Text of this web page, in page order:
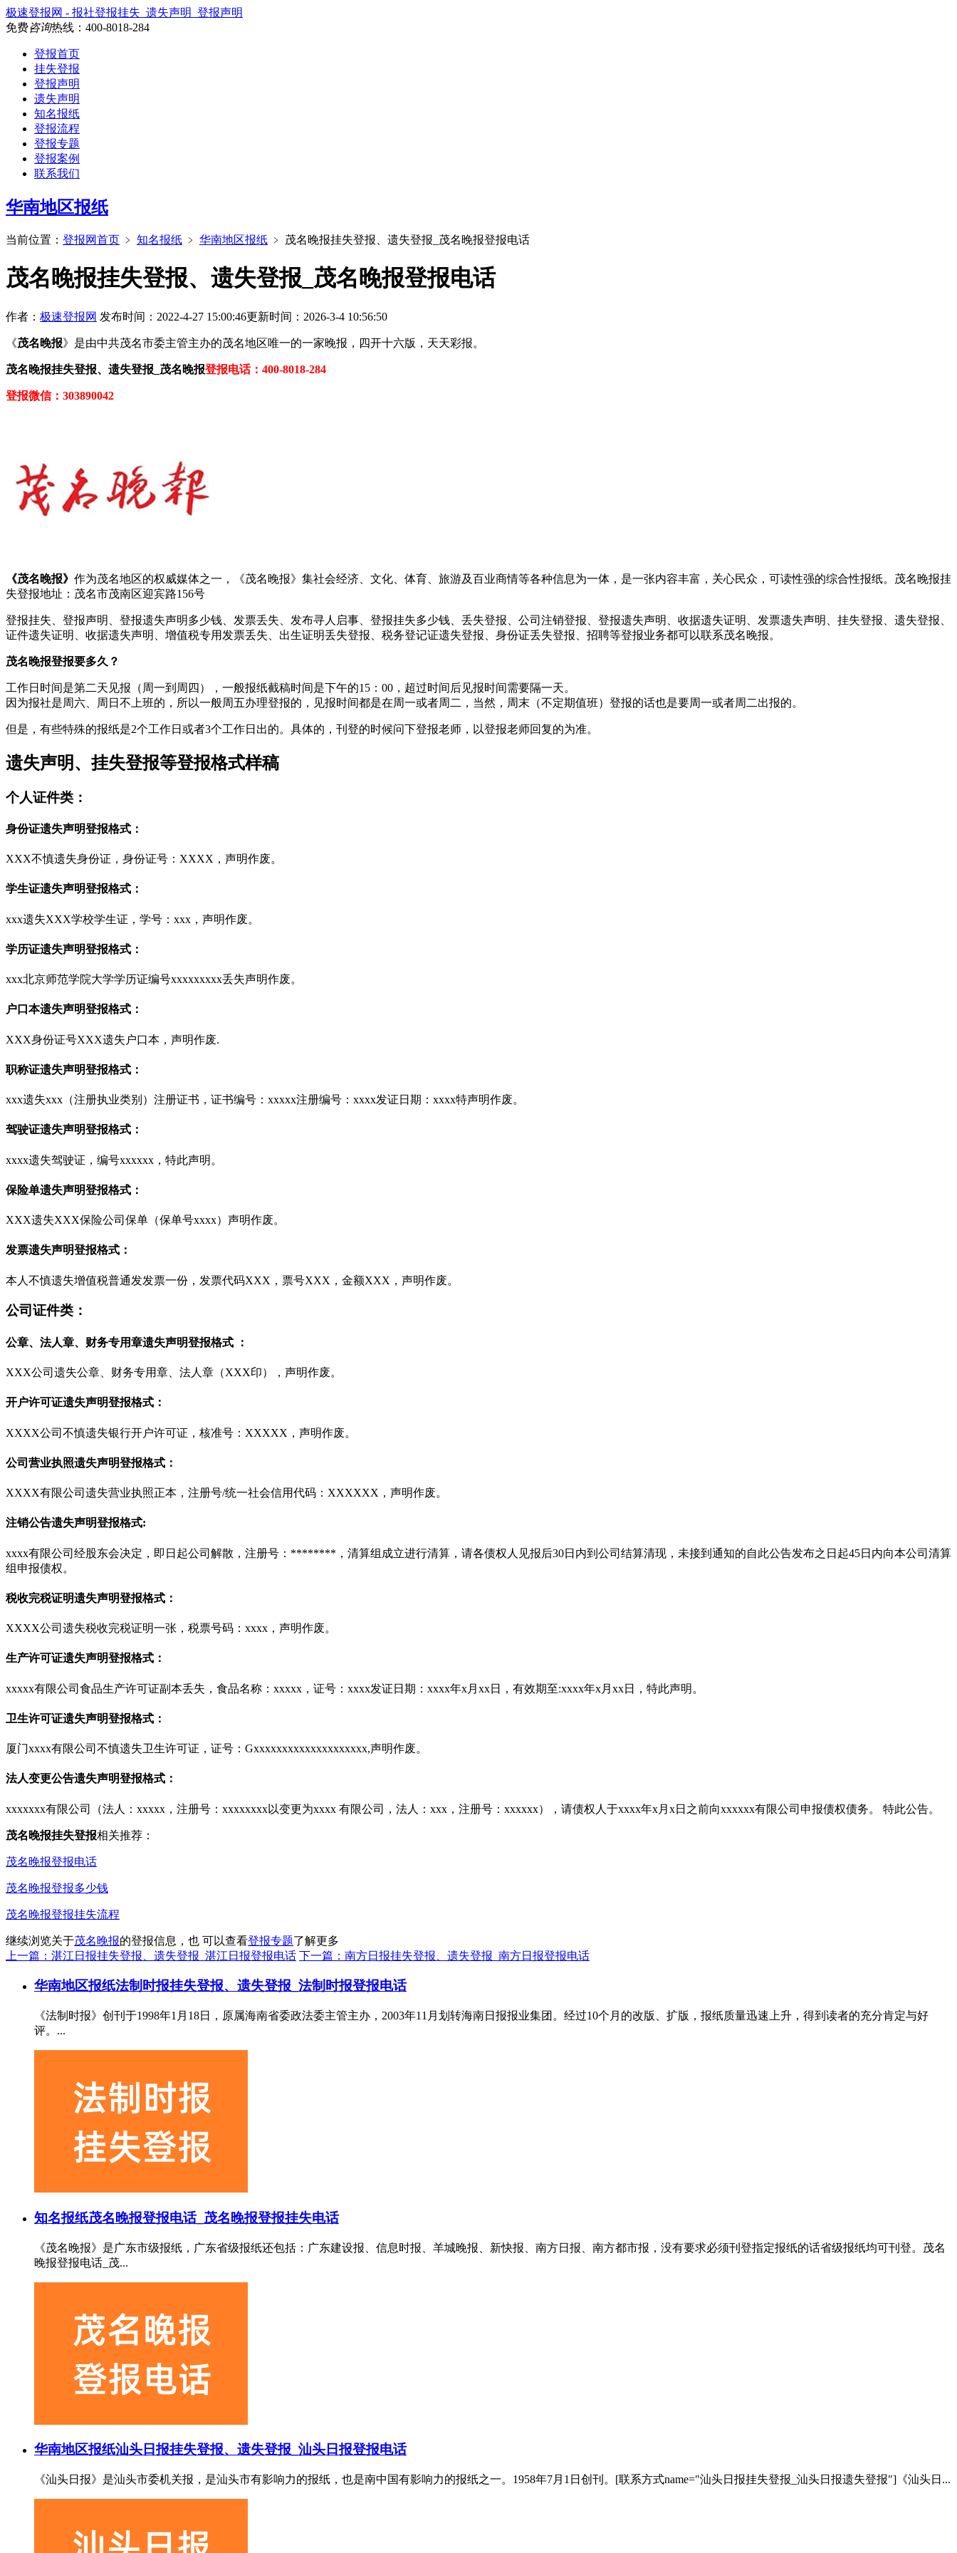
极速登报网 - 报社登报挂失_遗失声明_登报声明
免费咨询热线： 400-8018-284
登报首页
挂失登报
登报声明
遗失声明
知名报纸
登报流程
登报专题
登报案例
联系我们
华南地区报纸
当前位置： 登报网首页 ﹥ 知名报纸 ﹥ 华南地区报纸 ﹥ 茂名晚报挂失登报、遗失登报_茂名晚报登报电话
茂名晚报挂失登报、遗失登报_茂名晚报登报电话
作者： 极速登报网 发布时间：2022-4-27 15:00:46更新时间：2026-3-4 10:56:50
《茂名晚报》是由中共茂名市委主管主办的茂名地区唯一的一家晚报，四开十六版，天天彩报。
茂名晚报挂失登报、遗失登报_茂名晚报登报电话：400-8018-284
登报微信：303890042
《茂名晚报》 作为茂名地区的权威媒体之一，《茂名晚报》集社会经济、文化、体育、旅游及百业商情等各种信息为一体，是一张内容丰富，关心民众，可读性强的综合性报纸。茂名晚报挂
失登报地址：茂名市茂南区迎宾路156号
登报挂失、登报声明、登报遗失声明多少钱、发票丢失、发布寻人启事、登报挂失多少钱、丢失登报、公司注销登报、登报遗失声明、收据遗失证明、发票遗失声明、挂失登报、遗失登报、
证件遗失证明、收据遗失声明、增值税专用发票丢失、出生证明丢失登报、税务登记证遗失登报、身份证丢失登报、招聘等登报业务都可以联系茂名晚报。
茂名晚报登报要多久？
工作日时间是第二天见报（周一到周四），一般报纸截稿时间是下午的15：00，超过时间后见报时间需要隔一天。
因为报社是周六、周日不上班的，所以一般周五办理登报的，见报时间都是在周一或者周二，当然，周末（不定期值班）登报的话也是要周一或者周二出报的。
但是，有些特殊的报纸是2个工作日或者3个工作日出的。具体的，刊登的时候问下登报老师，以登报老师回复的为准。
遗失声明、挂失登报等登报格式样稿
个人证件类：
身份证遗失声明登报格式：
XXX不慎遗失身份证，身份证号：XXXX，声明作废。
学生证遗失声明登报格式：
xxx遗失XXX学校学生证，学号：xxx，声明作废。
学历证遗失声明登报格式：
xxx北京师范学院大学学历证编号xxxxxxxxx丢失声明作废。
户口本遗失声明登报格式：
XXX身份证号XXX遗失户口本，声明作废.
职称证遗失声明登报格式：
xxx遗失xxx（注册执业类别）注册证书，证书编号：xxxxx注册编号：xxxx发证日期：xxxx特声明作废。
驾驶证遗失声明登报格式：
xxxx遗失驾驶证，编号xxxxxx，特此声明。
保险单遗失声明登报格式：
XXX遗失XXX保险公司保单（保单号xxxx）声明作废。
发票遗失声明登报格式：
本人不慎遗失增值税普通发发票一份，发票代码XXX，票号XXX，金额XXX，声明作废。
公司证件类：
公章、法人章、财务专用章遗失声明登报格式 ：
XXX公司遗失公章、财务专用章、法人章（XXX印），声明作废。
开户许可证遗失声明登报格式：
XXXX公司不慎遗失银行开户许可证，核准号：XXXXX，声明作废。
公司营业执照遗失声明登报格式：
XXXX有限公司遗失营业执照正本，注册号/统一社会信用代码：XXXXXX，声明作废。
注销公告遗失声明登报格式:
xxxx有限公司经股东会决定，即日起公司解散，注册号：********，清算组成立进行清算，请各债权人见报后30日内到公司结算清现，未接到通知的自此公告发布之日起45日内向本公司清算
组申报债权。
税收完税证明遗失声明登报格式：
XXXX公司遗失税收完税证明一张，税票号码：xxxx，声明作废。
生产许可证遗失声明登报格式：
xxxxx有限公司食品生产许可证副本丢失，食品名称：xxxxx，证号：xxxx发证日期：xxxx年x月xx日，有效期至:xxxx年x月xx日，特此声明。
卫生许可证遗失声明登报格式：
厦门xxxx有限公司不慎遗失卫生许可证，证号：Gxxxxxxxxxxxxxxxxxxxx,声明作废。
法人变更公告遗失声明登报格式：
xxxxxxx有限公司（法人：xxxxx，注册号：xxxxxxxx以变更为xxxx 有限公司，法人：xxx，注册号：xxxxxx），请债权人于xxxx年x月x日之前向xxxxxx有限公司申报债权债务。 特此公告。
茂名晚报挂失登报相关推荐：
茂名晚报登报电话
茂名晚报登报多少钱
茂名晚报登报挂失流程
继续浏览关于茂名晚报的登报信息，也 可以查看登报专题了解更多
上一篇：湛江日报挂失登报、遗失登报_湛江日报登报电话 下一篇：南方日报挂失登报、遗失登报_南方日报登报电话
华南地区报纸法制时报挂失登报、遗失登报_法制时报登报电话
《法制时报》创刊于1998年1月18日，原属海南省委政法委主管主办，2003年11月划转海南日报报业集团。经过10个月的改版、扩版，报纸质量迅速上升，得到读者的充分肯定与好
评。...
知名报纸茂名晚报登报电话_茂名晚报登报挂失电话
《茂名晚报》是广东市级报纸，广东省级报纸还包括：广东建设报、信息时报、羊城晚报、新快报、南方日报、南方都市报，没有要求必须刊登指定报纸的话省级报纸均可刊登。茂名
晚报登报电话_茂...
华南地区报纸汕头日报挂失登报、遗失登报_汕头日报登报电话
《汕头日报》是汕头市委机关报，是汕头市有影响力的报纸，也是南中国有影响力的报纸之一。1958年7月1日创刊。[联系方式name="汕头日报挂失登报_汕头日报遗失登报"]《汕头日...